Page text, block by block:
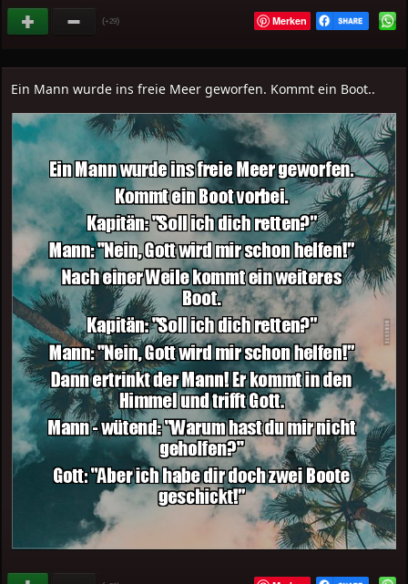
(+29) Merken
Ein Mann wurde ins freie Meer geworfen. Kommt ein Boot..